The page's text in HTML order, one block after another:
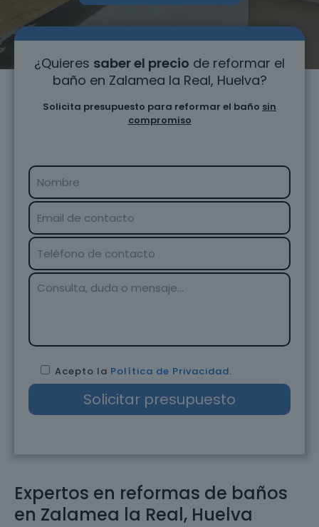
Expertos en reformas de baños
en Zalamea la Real, Huelva
¿Quieres saber el precio de reformar el
baño en Zalamea la Real, Huelva?
Solicita presupuesto para reformar el baño sin
compromiso
Acepto la Política de Privacidad.